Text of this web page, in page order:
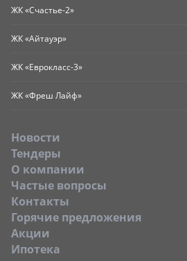
ЖК «Счастье-2»
ЖК «Айтауэр»
ЖК «Еврокласс-3»
ЖК «Фреш Лайф»
Новости
Тендеры
O компании
Частые вопросы
Контакты
Горячие предложения
Акции
Ипотека